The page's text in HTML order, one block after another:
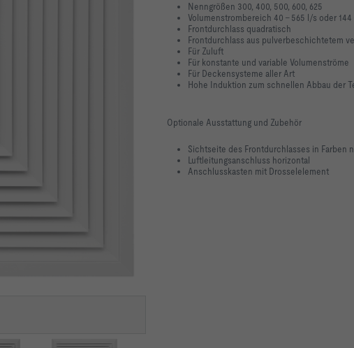
Nenngrößen 300, 400, 500, 600, 625
Volumenstrombereich 40 – 565 l/s oder 144
Frontdurchlass quadratisch
Frontdurchlass aus pulverbeschichtetem
Für Zuluft
Für konstante und variable Volumenströme
Für Deckensysteme aller Art
Hohe Induktion zum schnellen Abbau der
Optionale Ausstattung und Zubehör
Sichtseite des Frontdurchlasses in Farben
Luftleitungsanschluss horizontal
Anschlusskasten mit Drosselelement